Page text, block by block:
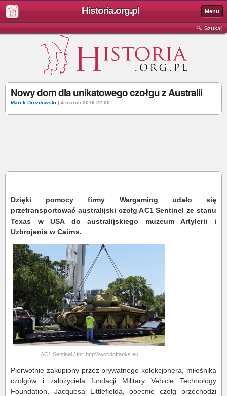
Historia.org.pl Menu
Szukaj
Nowy dom dla unikatowego czołgu z Australii
Marek Drozdowski | 4 marca 2016 22:00
Dzięki pomocy firmy Wargaming udało się
przetransportować australijski czołg AC1 Sentinel ze stanu
Texas w USA do australijskiego muzeum Artylerii i
Uzbrojenia w Cairns.
AC1 Sentinel / fot. http://worldoftanks.eu
Pierwotnie zakupiony przez prywatnego kolekcjonera, miłośnika
czołgów i założyciela fundacji Military Vehicle Technology
Foundation, Jacquesa Littlefielda, obecnie czołg przechodzi